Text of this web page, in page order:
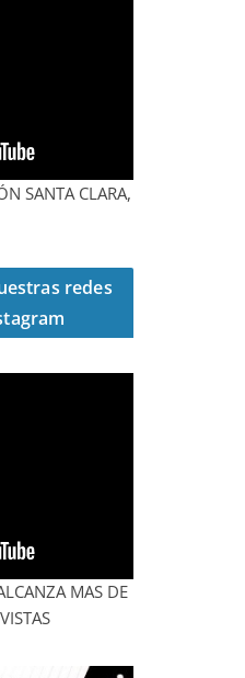
SANTA CLARA,
redes
MAS DE